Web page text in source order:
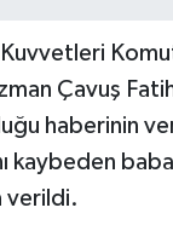
Kuvvetleri
Çavuş
haberinin
kaybeden
verildi.